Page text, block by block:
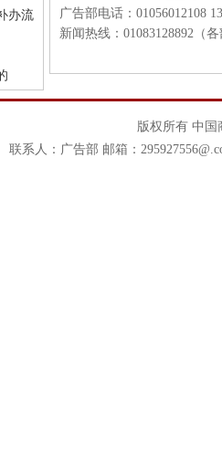
办流
广告部电话：01056012108
新闻热线：01083128892（
版权所有 中
联系人：广告部 邮箱：